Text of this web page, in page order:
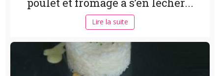
Lire la suite